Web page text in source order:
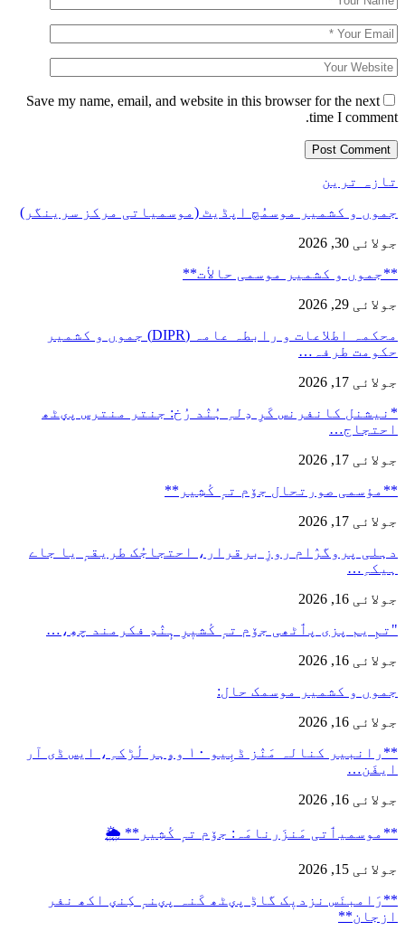
Save my name, email, and website in this browser for the next
time I comment.
تازہ ترین
جموں و کشمیر موسمُچ اپڈیٹ (موسمیاتی مرکز سرینگر)
جولائی 30, 2026
**جموں و كشمیر موسمی حالأت**
جولائی 29, 2026
محکمہ اطلاعات و رابطہ عامہ (DIPR) جموں و کشمیر
حکومت طرفہ…
جولائی 17, 2026
*نیشنل کانفرنس کَرِ دِلہِ ہُنٛد رُخ: جنتر منترس پؠٹھ
احتجاج…
جولائی 17, 2026
**مؤسمی صورتحال جۆم تہٕ کٔشِیر**
جولائی 17, 2026
دہلی پروگرٛام روزِ برقرار، احتجاجُک طریقہٕ یا جاے
ہیکہِ…
جولائی 16, 2026
"تمِ یم پزی پٲٹھی جۆم تہٕ کٔشیٖرِ ہٕنٛدِ فکرمند چھِ،…
جولائی 16, 2026
جموں و کشمیر موسمک حال:
جولائی 16, 2026
**رانبیر کنالہ مَنٛز ڈبِیو ۱۰ وۄہر لٔڑکہِ، ایس ڈی آر
ایفَن…
جولائی 16, 2026
**موسمیٲتی مَنزَرنامَہ: جۆم تہٕ کٔشِیر** 🌦️
جولائی 15, 2026
**رَامبنَس نزدیٖک گاڈِ پؠٹھ کَنہ پؠنہٕ کِنؠ اکھ نفر
ازجان**